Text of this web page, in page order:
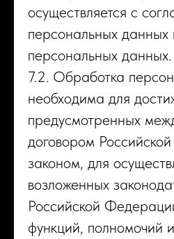
осуществляется с
персональных данных
персональных данных.
7.2. Обработка
необходима для
предусмотренных
договором
законом, для
возложенных
Российской
функций, полномочий